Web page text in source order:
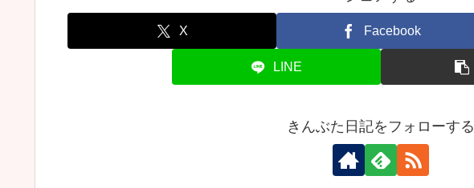
X Facebook
LINE
きんぶた日記をフォローする